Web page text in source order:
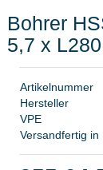
Bohrer
5,7 x
Artikelnummer
Hersteller
VPE
Versandfertig in